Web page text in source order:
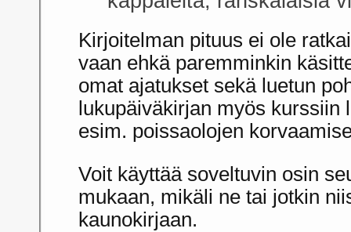
Kirjoitelman pituus ei ole
vaan ehkä paremminkin
omat ajatukset sekä luetun
lukupäiväkirjan myös kurssiin
esim. poissaolojen
Voit käyttää soveltuvin osin
mukaan, mikäli ne tai jotkin
kaunokirjaan.